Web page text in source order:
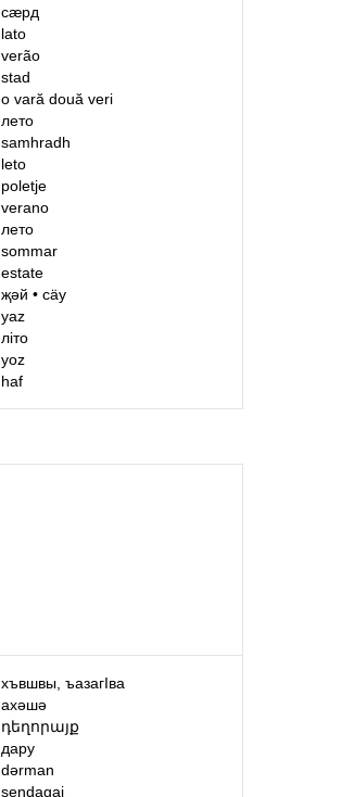
сӕрд
lato
verão
stad
o varădouă veri
лето
samhradh
leto
poletje
verano
лето
sommar
estate
җәй• cäy
yaz
літо
yoz
haf
хъвшвы, ъазагIва
ахәшә
դեղորայք
дару
dərman
sendagai